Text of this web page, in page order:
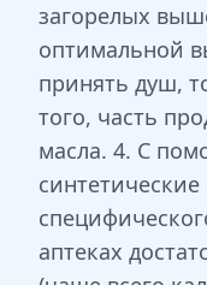
загорелых
оптимальной
принять душ,
того, часть
масла. 4. С
аптеках